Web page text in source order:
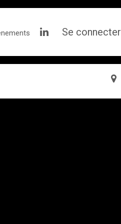
Se connecter